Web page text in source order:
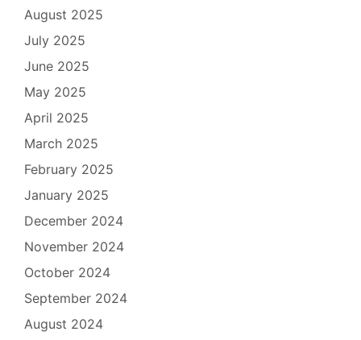
August 2025
July 2025
June 2025
May 2025
April 2025
March 2025
February 2025
January 2025
December 2024
November 2024
October 2024
September 2024
August 2024